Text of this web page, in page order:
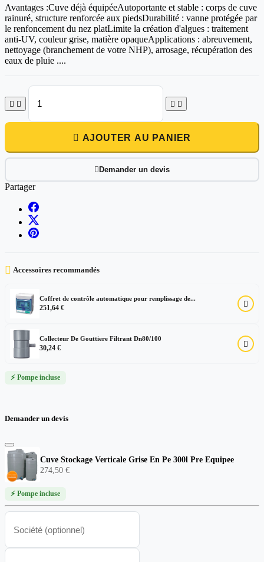
Avantages :Cuve déjà équipéeAutoportante et stable : corps de cuve
rainuré, structure renforcée aux piedsDurabilité : vanne protégée par
le renfoncement du nez platLimite la création d'algues : traitement
anti-UV, couleur grise, matière opaqueApplications : abreuvement,
nettoyage (branchement de votre NHP), arrosage, récupération des
eaux de pluie ....
   
 AJOUTER AU PANIER
 Demander un devis
Partager
 Accessoires recommandés
Coffret de contrôle automatique pour remplissage de...
251,64 € 
Collecteur De Gouttiere Filtrant Dn80/100
30,24 € 
⚡ Pompe incluse
Demander un devis
Cuve Stockage Verticale Grise En Pe 300l Pre Equipee
274,50 €
⚡ Pompe incluse